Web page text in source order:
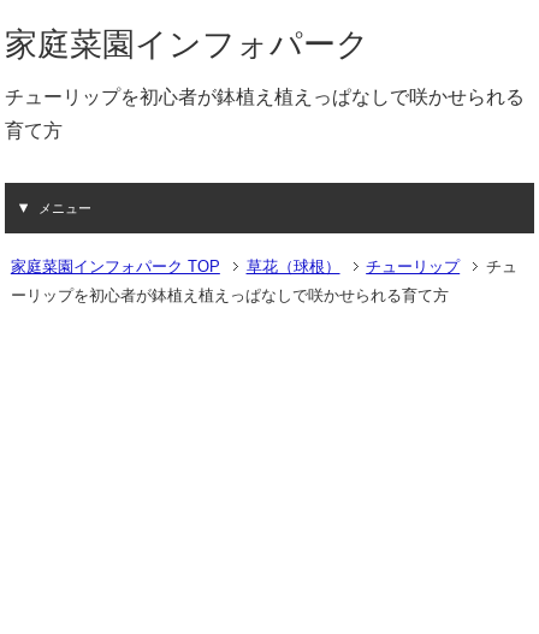
家庭菜園インフォパーク
チューリップを初心者が鉢植え植えっぱなしで咲かせられる
育て方
メニュー
家庭菜園インフォパーク TOP 草花（球根） チューリップ
チュ
ーリップを初心者が鉢植え植えっぱなしで咲かせられる育て方